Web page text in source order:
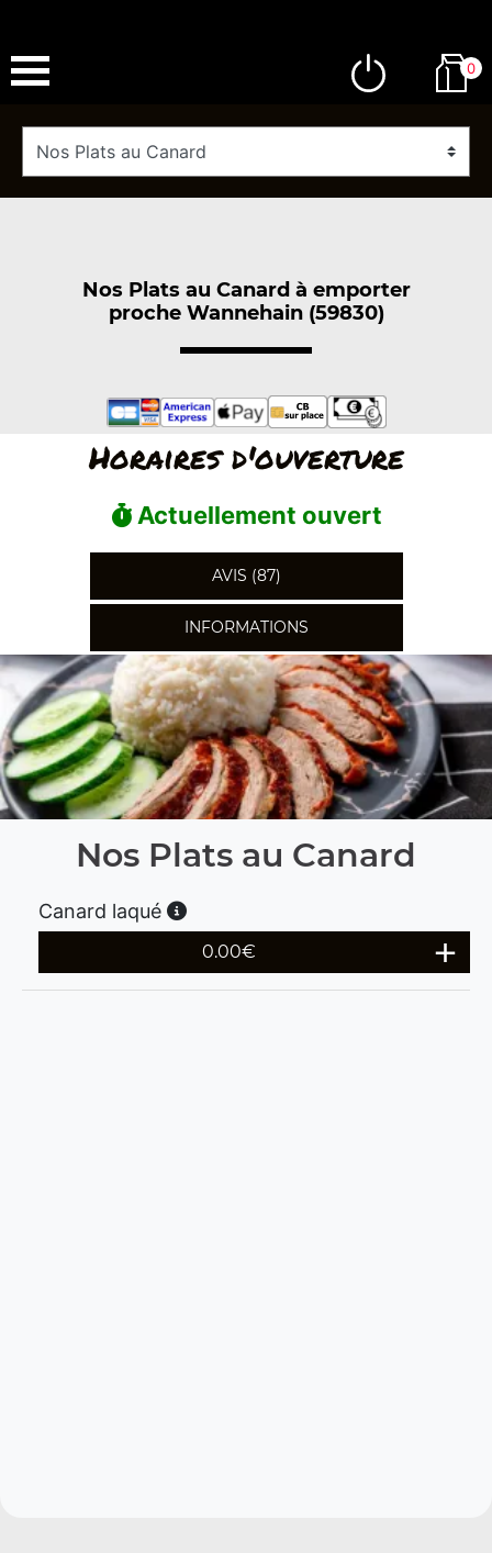
0
Nos Plats au Canard à emporter
proche Wannehain (59830)
Horaires d'ouverture
Actuellement ouvert
AVIS (87)
INFORMATIONS
Nos Plats au Canard
Canard laqué
0.00€